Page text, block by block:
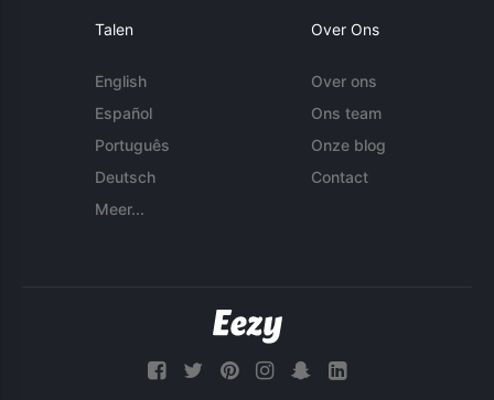
Talen
English
Español
Português
Deutsch
Meer...
Over Ons
Over ons
Ons team
Onze blog
Contact